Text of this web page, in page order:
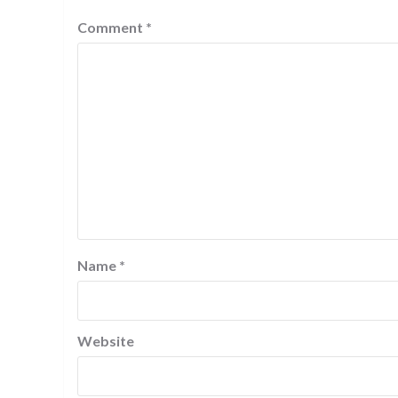
Comment *
Name *
Website